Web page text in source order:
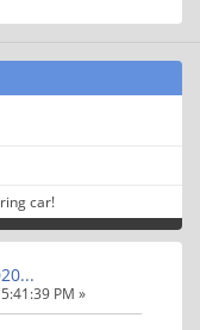
car!
PM »